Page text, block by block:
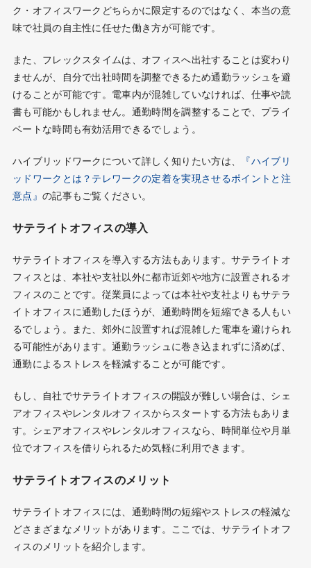
ク・オフィスワークどちらかに限定するのではなく、本当の意
味で社員の自主性に任せた働き方が可能です。
また、フレックスタイムは、オフィスへ出社することは変わり
ませんが、自分で出社時間を調整できるため通勤ラッシュを避
けることが可能です。電車内が混雑していなければ、仕事や読
書も可能かもしれません。通勤時間を調整することで、プライ
ベートな時間も有効活用できるでしょう。
ハイブリッドワークについて詳しく知りたい方は、
『ハイブリ
ッドワークとは？テレワークの定着を実現させるポイントと注
意点』 の記事もご覧ください。
サテライトオフィスの導入
サテライトオフィスを導入する方法もあります。サテライトオ
フィスとは、本社や支社以外に都市近郊や地方に設置されるオ
フィスのことです。従業員によっては本社や支社よりもサテラ
イトオフィスに通勤したほうが、通勤時間を短縮できる人もい
るでしょう。また、郊外に設置すれば混雑した電車を避けられ
る可能性があります。通勤ラッシュに巻き込まれずに済めば、
通勤によるストレスを軽減することが可能です。
もし、自社でサテライトオフィスの開設が難しい場合は、シェ
アオフィスやレンタルオフィスからスタートする方法もありま
す。シェアオフィスやレンタルオフィスなら、時間単位や月単
位でオフィスを借りられるため気軽に利用できます。
サテライトオフィスのメリット
サテライトオフィスには、通勤時間の短縮やストレスの軽減な
どさまざまなメリットがあります。ここでは、サテライトオフ
ィスのメリットを紹介します。